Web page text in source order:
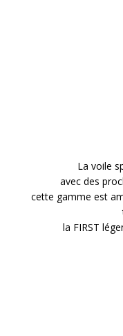
La voile
avec des
cette gamme est
la FIRST